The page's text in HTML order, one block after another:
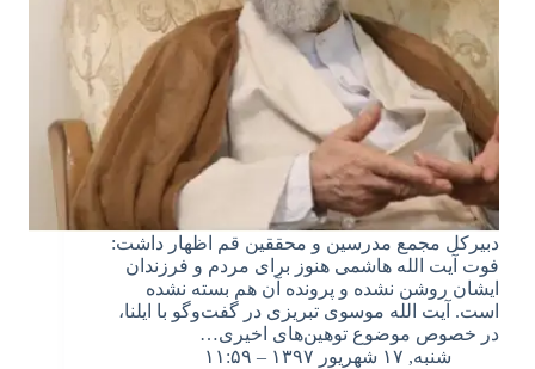
دبیرکل مجمع مدرسین و محققین قم اظهار داشت:
فوت آیت الله هاشمی هنوز برای مردم و فرزندان
ایشان روشن نشده و پرونده آن هم بسته نشده
است. آیت الله موسوی تبریزی در گفت‌و‌گو با ایلنا،
در خصوص موضوع توهین‌های اخیری…
شنبه, ۱۷ شهریور ۱۳۹۷ – ۱۱:۵۹